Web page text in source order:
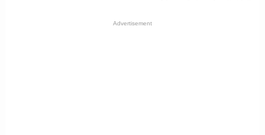
Advertisement